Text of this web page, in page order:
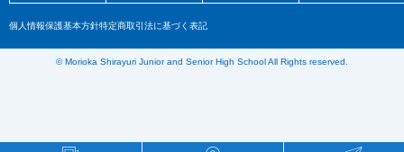
個人情報保護基本方針特定商取引法に基づく表記
©︎ Morioka Shirayuri Junior and Senior High School All Rights reserved.